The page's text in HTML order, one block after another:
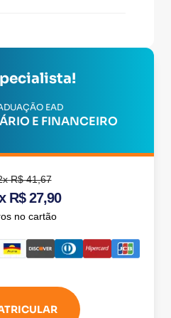
EAD
E FINANCEIRO
R$ 41,67
R$ 27,90
no cartão